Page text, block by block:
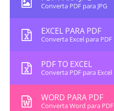
Converta PDF para JPG
EXCEL PARA PDF
Converta Excel para PDF
PDF TO EXCEL
Converta PDF para Excel
WORD PARA PDF
Converta Word para PDF